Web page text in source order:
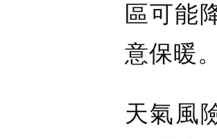
區可能
意保暖。
天氣風